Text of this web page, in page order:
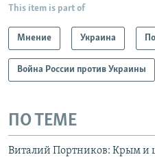
This item is part of
Мнение Украина
Война России против Украины
ПО ТЕМЕ
Виталий Портников: Крым и